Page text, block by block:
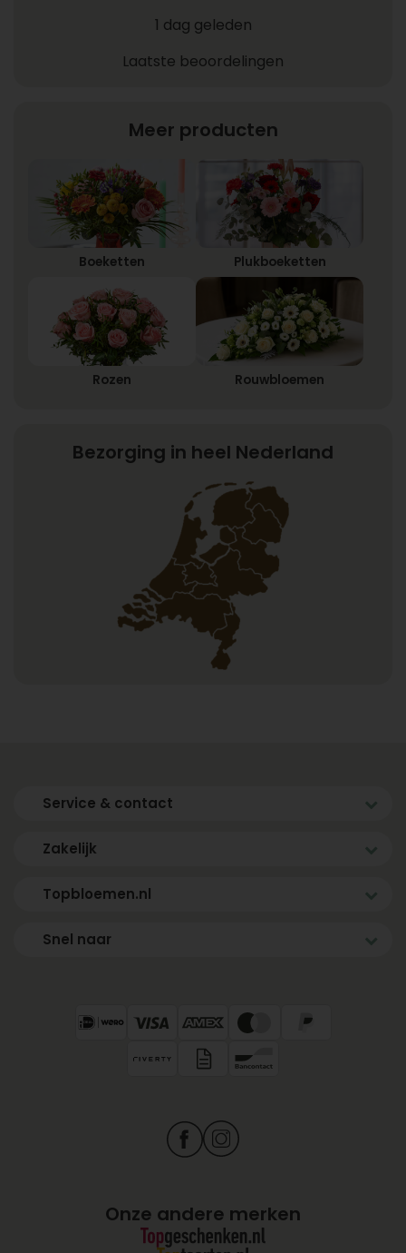
1 dag geleden
Laatste beoordelingen
Meer producten
Boeketten Plukboeketten
Rozen Rouwbloemen
Bezorging in heel Nederland
Service & contact
Zakelijk
Topbloemen.nl
Snel naar
Onze andere merken